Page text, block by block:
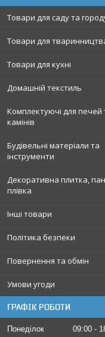
Товари для саду та
Товари для
Товари для кухні
Домашній текстиль
Комплектуючі для печей
камінів
Будівельні матеріали та
інструменти
Декоративна плитка,
плівка
Інші товари
Політика безпеки
Повернення та обмін
Умови угоди
ГРАФІК РОБОТИ
Понеділок 09:00